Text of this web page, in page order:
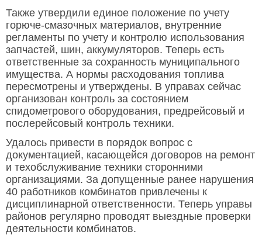
Также утвердили единое положение по учету
горюче-смазочных материалов, внутренние
регламенты по учету и контролю использования
запчастей, шин, аккумуляторов. Теперь есть
ответственные за сохранность муниципального
имущества. А нормы расходования топлива
пересмотрены и утверждены. В управах сейчас
организован контроль за состоянием
спидометрового оборудования, предрейсовый и
послерейсовый контроль техники.
Удалось привести в порядок вопрос с
документацией, касающейся договоров на ремонт
и техобслуживание техники сторонними
организациями. За допущенные ранее нарушения
40 работников комбинатов привлечены к
дисциплинарной ответственности. Теперь управы
районов регулярно проводят выездные проверки
деятельности комбинатов.